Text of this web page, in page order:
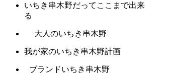
いちき串木野だってここまで出来
る
大人のいちき串木野
我が家のいちき串木野計画
ブランドいちき串木野